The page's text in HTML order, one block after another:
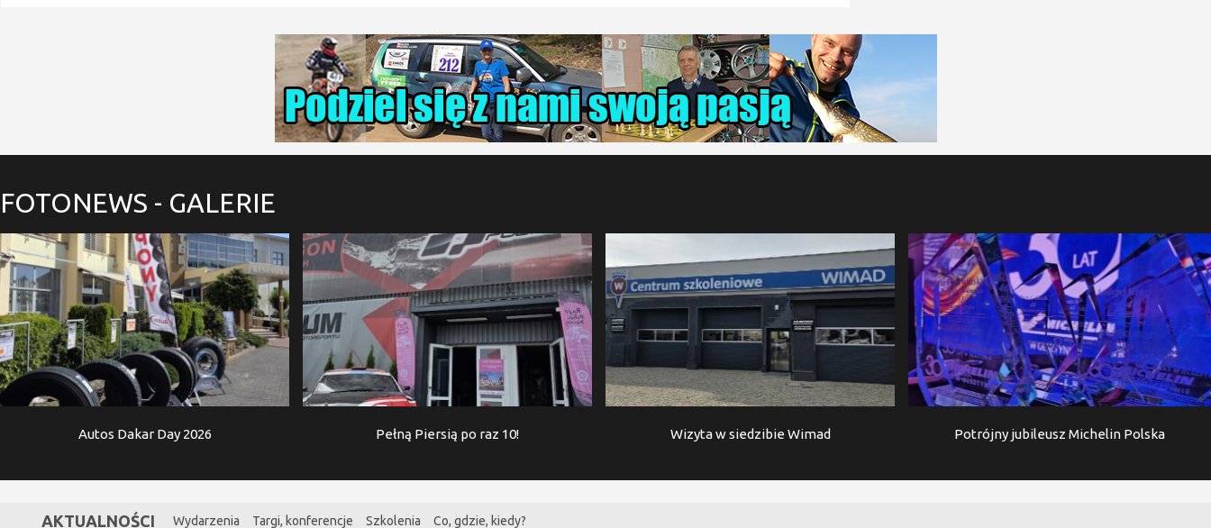
FOTONEWS - GALERIE
Autos Dakar Day 2026 Pełną Piersią po raz 10! Wizyta w siedzibie Wimad Potrójny jubileusz Michelin Polska
AKTUALNOŚCI Wydarzenia Targi, konferencje Szkolenia Co, gdzie, kiedy?